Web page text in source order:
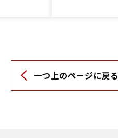
一つ上のページに戻る